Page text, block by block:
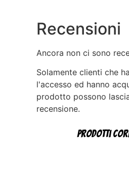
Recensioni
Ancora non ci sono
Solamente clienti che
l'accesso ed hanno
prodotto possono
recensione.
Prodotti